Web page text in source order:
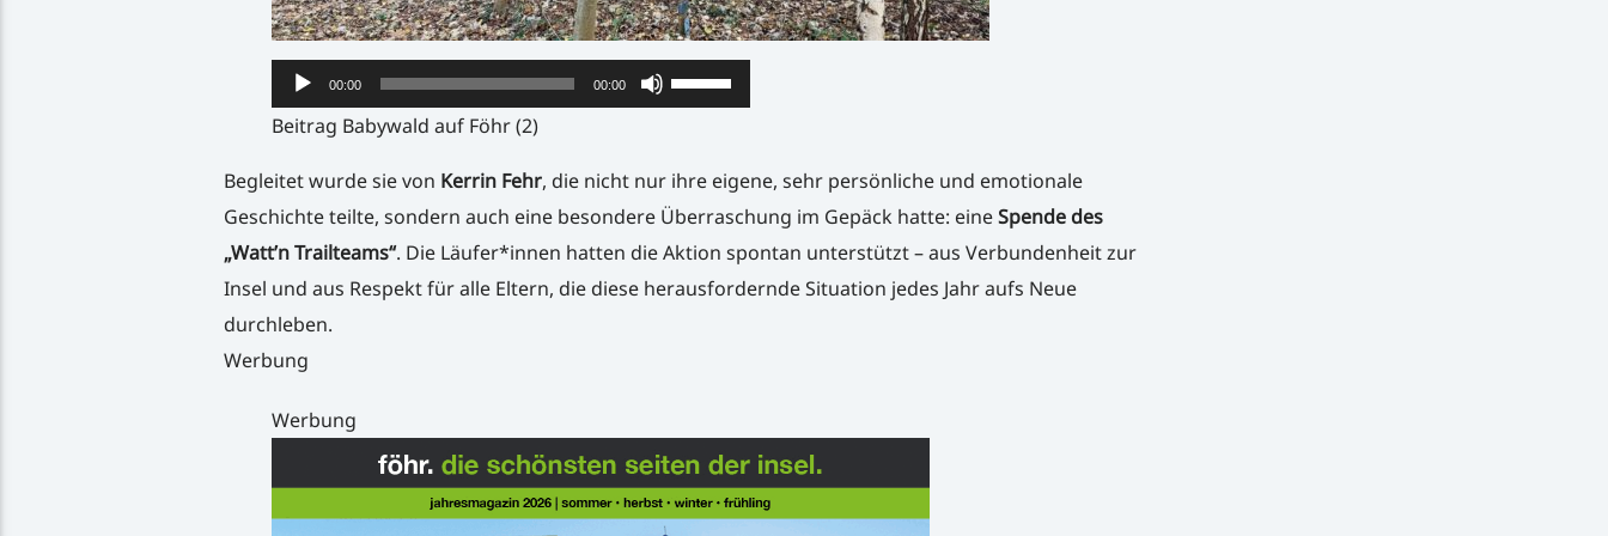
Audio-
Player
00:00 00:00
Pfeiltasten
Hoch/Runter
um
die
Lautstärke
zu
Beitrag Babywald auf Föhr (2)
Begleitet wurde sie von Kerrin Fehr, die nicht nur ihre eigene, sehr persönliche und emotionale
Geschichte teilte, sondern auch eine besondere Überraschung im Gepäck hatte: eineSpende des
„Watt’n Trailteams“. Die Läufer*innen hatten die Aktion spontan unterstützt – aus Verbundenheit zur
Insel und aus Respekt für alle Eltern, die diese herausfordernde Situation jedes Jahr aufs Neue
durchleben.
Werbung
Werbung